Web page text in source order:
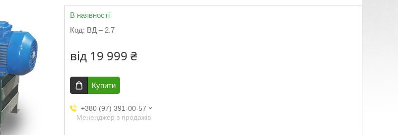
В наявності
Код: ВД – 2.7
від 19 999 ₴
Купити
+380 (97) 391-00-57
Мененджер з продажів